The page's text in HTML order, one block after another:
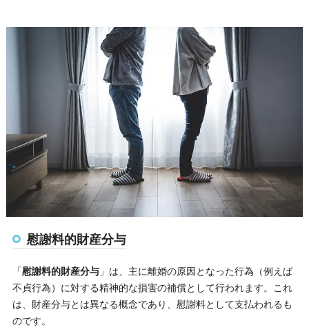
慰謝料的財産分与
「慰謝料的財産分与」は、主に離婚の原因となった行為（例えば
不貞行為）に対する精神的な損害の補償として行われます。これ
は、財産分与とは異なる概念であり、慰謝料として支払われるも
のです。